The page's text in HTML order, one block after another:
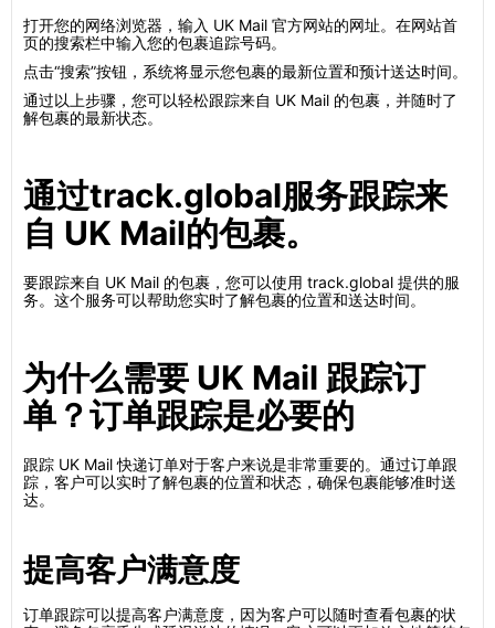
打开您的网络浏览器，输入 UK Mail 官方网站的网址。在网站首
页的搜索栏中输入您的包裹追踪号码。
点击“搜索”按钮，系统将显示您包裹的最新位置和预计送达时间。
通过以上步骤，您可以轻松跟踪来自 UK Mail 的包裹，并随时了
解包裹的最新状态。
通过track.global服务跟踪来
自 UK Mail的包裹。
要跟踪来自 UK Mail 的包裹，您可以使用 track.global 提供的服
务。这个服务可以帮助您实时了解包裹的位置和送达时间。
为什么需要 UK Mail 跟踪订
单？订单跟踪是必要的
跟踪 UK Mail 快递订单对于客户来说是非常重要的。通过订单跟
踪，客户可以实时了解包裹的位置和状态，确保包裹能够准时送
达。
提高客户满意度
订单跟踪可以提高客户满意度，因为客户可以随时查看包裹的状